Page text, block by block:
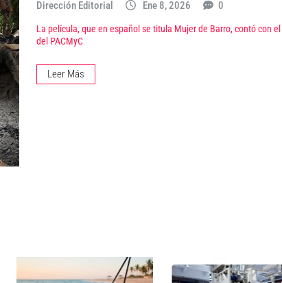
Dirección Editorial Ene 8, 2026 0
La película, que en español se titula Mujer de Barro, contó con
del PACMyC
Leer Más